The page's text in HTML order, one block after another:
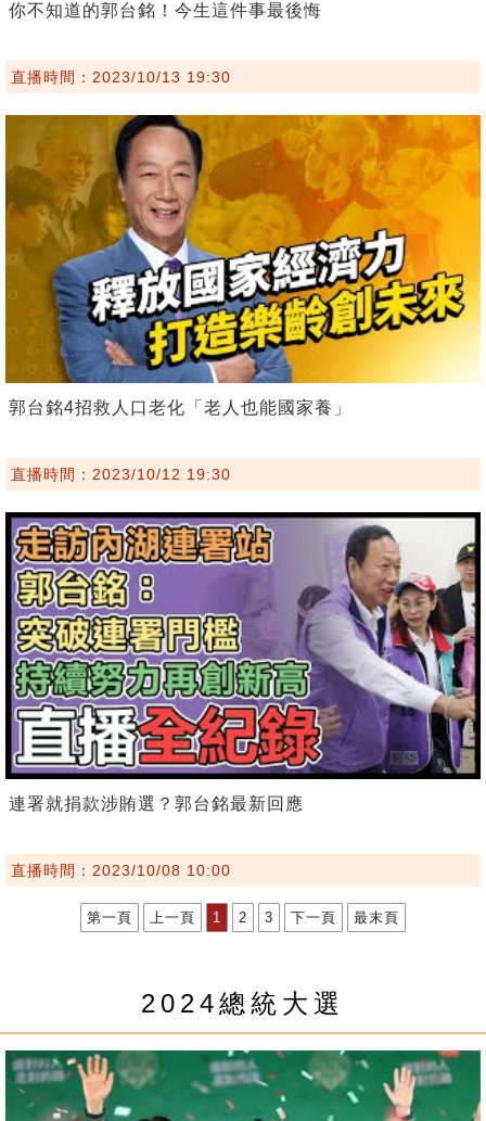
你不知道的郭台銘！今生這件事最後悔
直播時間：2023/10/13 19:30
郭台銘4招救人口老化「老人也能國家養」
直播時間：2023/10/12 19:30
連署就捐款涉賄選？郭台銘最新回應
直播時間：2023/10/08 10:00
第一頁 上一頁 1 2 3 下一頁 最末頁
2024總統大選